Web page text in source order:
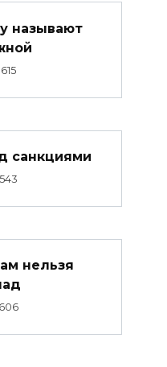
называют
615
санкциями
543
нельзя
606